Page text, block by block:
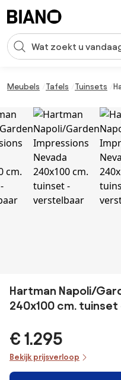
Zoekopdracht invoeren
Meubels Tafels Tuinsets
Hartman Napoli/
240x100 cm.
€ 1.295
Bekijk prijsverloop